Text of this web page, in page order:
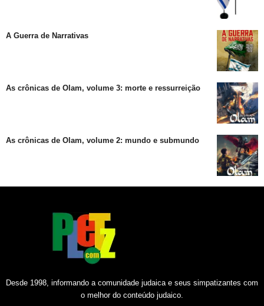
A Guerra de Narrativas
As crônicas de Olam, volume 3: morte e ressurreição
As crônicas de Olam, volume 2: mundo e submundo
Desde 1998, informando a comunidade judaica e seus simpatizantes com
o melhor do conteúdo judaico.